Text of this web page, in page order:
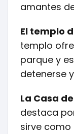
amantes
El templo
templo
parque y
detenerse
La Casa
destaca
sirve como